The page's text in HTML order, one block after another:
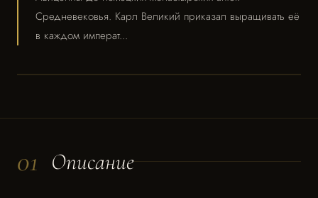
Средневековья. Карл Великий приказал выращивать её
в каждом императ...
01 Описание